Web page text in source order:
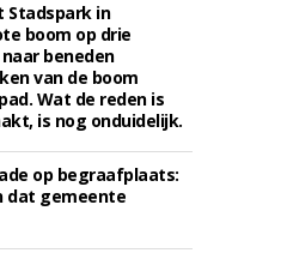
Stadspark in
boom op drie
beneden
van de boom
Wat de reden is
is nog onduidelijk.
op begraafplaats:
dat gemeente